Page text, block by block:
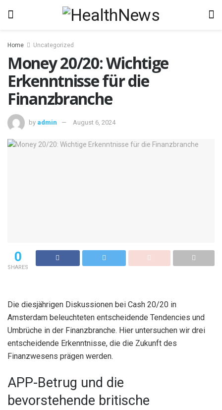
Home Uncategorized
Money 20/20: Wichtige
Erkenntnisse für die
Finanzbranche
by admin August 6, 2024
0
SHARES
Die diesjährigen Diskussionen bei Cash 20/20 in
Amsterdam beleuchteten entscheidende Tendencies und
Umbrüche in der Finanzbranche. Hier untersuchen wir drei
entscheidende Erkenntnisse, die die Zukunft des
Finanzwesens prägen werden.
APP-Betrug und die
bevorstehende britische